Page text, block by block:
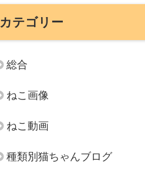
カテゴリー
総合
ねこ画像
ねこ動画
種類別猫ちゃんブログ